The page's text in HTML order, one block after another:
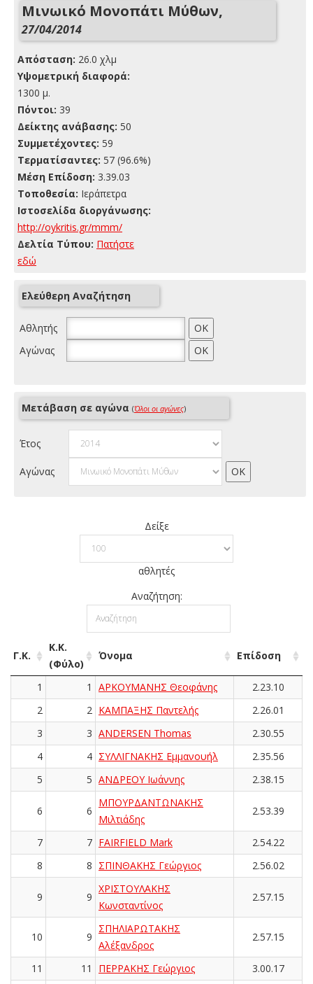
Μινωικό Μονοπάτι Μύθων,
27/04/2014
Απόσταση: 26.0 χλμ
Yψομετρική διαφορά:
1300 μ.
Πόντοι: 39
Δείκτης ανάβασης: 50
Συμμετέχοντες: 59
Τερματίσαντες: 57 (96.6%)
Μέση Επίδοση: 3.39.03
Τοποθεσία: Ιεράπετρα
Ιστοσελίδα διοργάνωσης:
http://oykritis.gr/mmm/
Δελτία Τύπου: Πατήστε
εδώ
Ελεύθερη Αναζήτηση
Αθλητής
Αγώνας
Μετάβαση σε αγώνα (Όλοι οι αγώνες)
Έτος
Αγώνας
Δείξε
αθλητές
Αναζήτηση:
Γ.Κ.
Κ.Κ.
(Φύλο)
Όνομα Επίδοση
1 1 ΑΡΚΟΥΜΑΝΗΣ Θεοφάνης
2.23.10
2
2 ΚΑΜΠΑΞΗΣ Παντελής
2.26.01
3
3 ANDERSEN Thomas
2.30.55
4
4 ΣΥΛΛΙΓΝΑΚΗΣ Εμμανουήλ
2.35.56
5
5 ΑΝΔΡΕΟΥ Ιωάννης 2.38.15
6 6
ΜΠΟΥΡΔΑΝΤΩΝΑΚΗΣ
Μιλτιάδης
2.53.39
7 7 FAIRFIELD Mark
2.54.22
8
8 ΣΠΙΝΘΑΚΗΣ Γεώργιος 2.56.02
9 9
ΧΡΙΣΤΟΥΛΑΚΗΣ
Κωνσταντίνος
2.57.15
10 9
ΣΠΗΛΙΑΡΩΤΑΚΗΣ
Αλέξανδρος
2.57.15
11 11 ΠΕΡΡΑΚΗΣ Γεώργιος 3.00.17